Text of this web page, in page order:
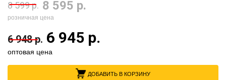
8 599 р. 8 595 р.
розничная цена
6 948 р. 6 945 р.
оптовая цена
ДОБАВИТЬ В КОРЗИНУ